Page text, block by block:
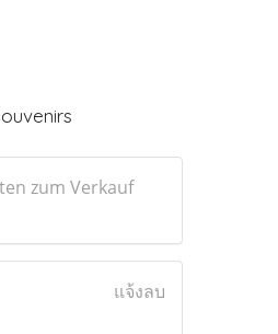
zum Verkauf
แจ้งลบ